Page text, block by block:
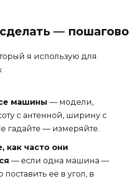
— пошагово
я использую для
машины — модели,
с антенной, ширину с
гадайте — измеряйте.
как часто они
— если одна машина —
её в угол, в